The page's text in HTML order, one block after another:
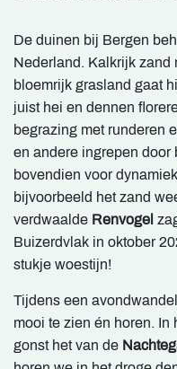
De duinen bij Bergen
Nederland. Kalkrijk zand
bloemrijk grasland gaat
juist hei en dennen
begrazing met runderen
en andere ingrepen door
bovendien voor
bijvoorbeeld het zand
verdwaalde Renvogel
Buizerdvlak in oktober
stukje woestijn!
Tijdens een
mooi te zien én horen.
gonst het van de